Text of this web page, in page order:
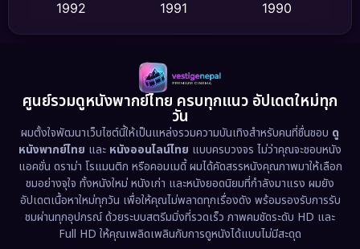
Detective สืบสวน
Disaster (13)
Disney+ (5)
Documentary สารคดี (92)
Drama ดราม่า (1,435)
Dystopian (17)
1992 1991
1990
1989
1988
1986
1983
1978
1974
1962
ศูนย์รวมดูหนังพากย์ไทย ครบทุกแนว อัปเดตใหม่ทุก
วัน
ผมตั้งใจพัฒนาเว็บไซต์นี้ให้เป็นแหล่งรวมความบันเทิงสำหรับคนที่ชื่นชอบ ดู
หนังพากย์ไทย และ หนังออนไลน์ไทย แบบครบวงจร ไม่ว่าคุณจะชอบหนัง
แอคชั่น ดราม่า โรแมนติก หรือคอมเมดี้ ผมได้คัดสรรหนังคุณภาพมาให้เลือก
ชมอย่างจุใจ ทั้งหนังใหม่ หนังเก่า และหนังยอดนิยมที่กำลังมาแรง ผมยัง
อัปเดตเนื้อหาใหม่ทุกวัน เพื่อให้คุณไม่พลาดทุกเรื่องดัง พร้อมรองรับการรับ
ชมผ่านทุกอุปกรณ์ ด้วยระบบสตรีมมิ่งที่รวดเร็ว ภาพคมชัดระดับ HD และ
Full HD ให้คุณเพลิดเพลินกับการดูหนังได้แบบไม่มีสะดุด